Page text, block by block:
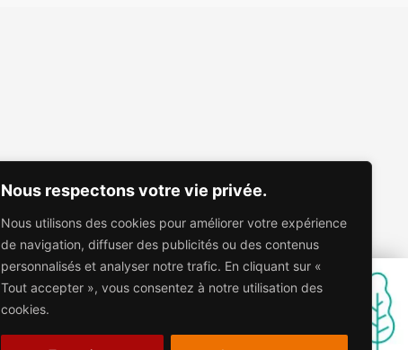
Nous respectons votre vie privée.
Nous utilisons des cookies pour améliorer votre expérience
de navigation, diffuser des publicités ou des contenus
personnalisés et analyser notre trafic. En cliquant sur «
Tout accepter », vous consentez à notre utilisation des
cookies.